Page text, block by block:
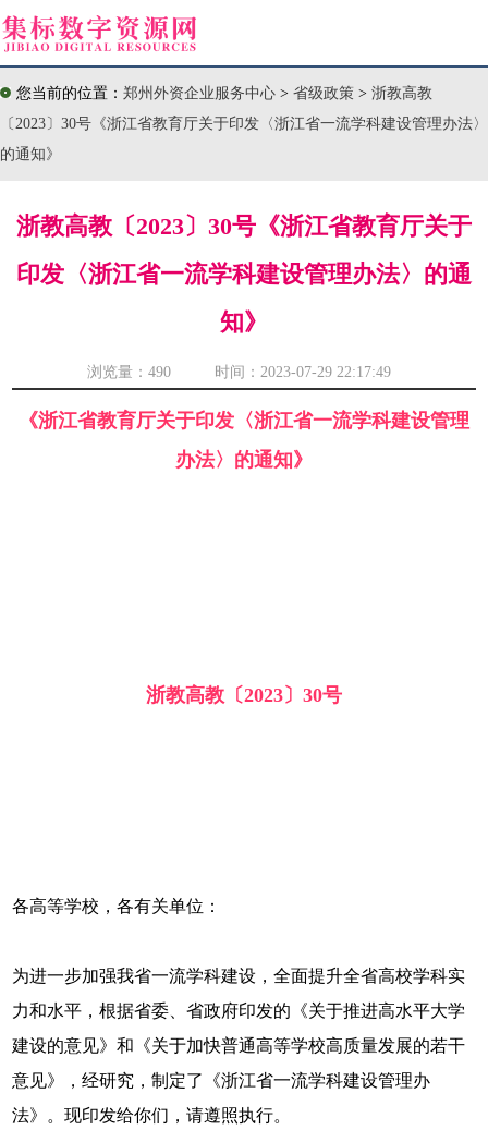
您当前的位置： 郑州外资企业服务中心 > 省级政策 > 浙教高教
〔2023〕30号《浙江省教育厅关于印发〈浙江省一流学科建设管理办法〉
的通知》
浙教高教〔2023〕30号《浙江省教育厅关于
印发〈浙江省一流学科建设管理办法〉的通
知》
浏览量： 490 时间：2023-07-29 22:17:49
《浙江省教育厅关于印发〈浙江省一流学科建设管理
办法〉的通知》
浙教高教〔2023〕30号
各高等学校，各有关单位：
为进一步加强我省一流学科建设，全面提升全省高校学科实
力和水平，根据省委、省政府印发的《关于推进高水平大学
建设的意见》和《关于加快普通高等学校高质量发展的若干
意见》，经研究，制定了《浙江省一流学科建设管理办
法》。现印发给你们，请遵照执行。